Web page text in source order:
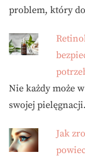
problem, który
Nie każdy może
swojej
Jak